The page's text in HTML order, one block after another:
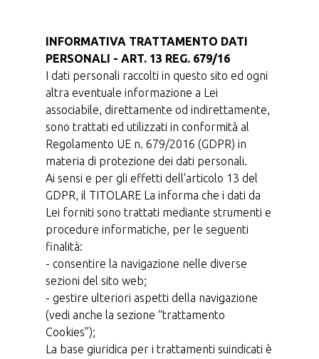
INFORMATIVA TRATTAMENTO DATI
PERSONALI - ART. 13 REG. 679/16
I dati personali raccolti in questo sito ed ogni
altra eventuale informazione a Lei
associabile, direttamente od indirettamente,
sono trattati ed utilizzati in conformità al
Regolamento UE n. 679/2016 (GDPR) in
materia di protezione dei dati personali.
Ai sensi e per gli effetti dell'articolo 13 del
GDPR, il TITOLARE La informa che i dati da
Lei forniti sono trattati mediante strumenti e
procedure informatiche, per le seguenti
finalità:
- consentire la navigazione nelle diverse
sezioni del sito web;
- gestire ulteriori aspetti della navigazione
(vedi anche la sezione “trattamento
Cookies”);
La base giuridica per i trattamenti suindicati è